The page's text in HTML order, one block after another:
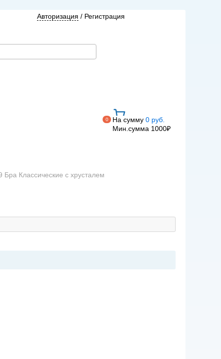
Авторизация / Регистрация
0 На сумму 0 руб.
Мин.сумма 1000₽
Бра Классические с хрусталем